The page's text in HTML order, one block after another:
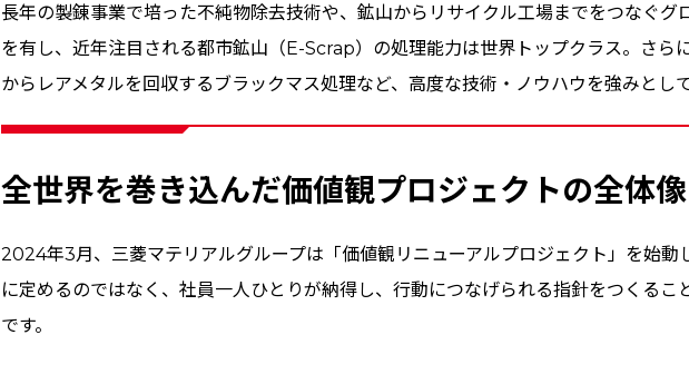
長年の製錬事業で培った不純物除去技術や、鉱山からリサイクル工場までをつなぐグ
を有し、近年注目される都市鉱山（E-Scrap）の処理能力は世界トップクラス。さら
からレアメタルを回収するブラックマス処理など、高度な技術・ノウハウを強みとして
全世界を巻き込んだ価値観プロジェクトの全体像
2024年3月、三菱マテリアルグループは「価値観リニューアルプロジェクト」を始動
に定めるのではなく、社員一人ひとりが納得し、行動につなげられる指針をつくるこ
です。